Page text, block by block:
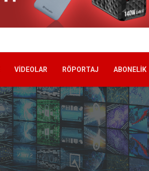
VIDEOLAR RÖPORTAJ ABONELIK